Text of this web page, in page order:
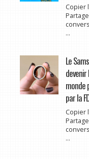
Copier
...
Le
monde
par la
Copier
...